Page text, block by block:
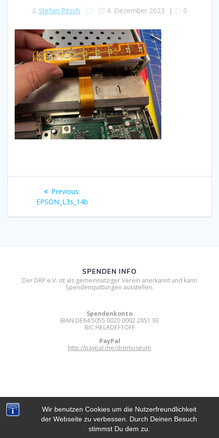
Wir benutzen Cookies um die Nutzerfreundlichkeit
der Webseite zu verbessen. Durch Deinen Besuch
stimmst Du dem zu.
Stefan Pitsch 4. Dezember 2023 | 0
Beitragsnavigation
Previous:Previous
post:
EPSON_L3s_14b
DIGITAL RETRO PARK E.V.
SPENDEN INFO
Der DRP e.V. ist als gemeinnütziger Verein anerkannt und kann
Spendenquittungen ausstellen.
Spendenkonto
IBAN DE64 5055 0020 0002 2851 93
BIC HELADEF1OFF
PayPal
http://paypal.me/drpmuseum